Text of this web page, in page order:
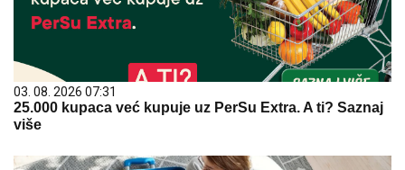
03. 08. 2026 07:31
25.000 kupaca već kupuje uz PerSu Extra. A ti? Saznaj
više